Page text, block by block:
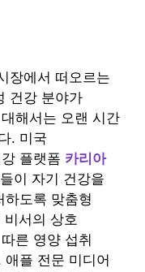
장에서 떠오르는
건강 분야가
해서는 오랜 시간
. 미국
플랫폼 카리아
이 자기 건강을
도록 맞춤형
비서의 상호
른 영양 섭취
플 전문 미디어